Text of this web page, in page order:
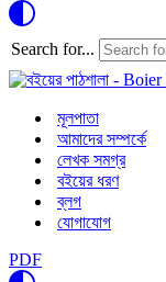
Search for...
মূলপাতা
আমাদের সম্পর্কে
লেখক সমগ্র
বইয়ের ধরণ
ব্লগ
যোগাযোগ
PDF